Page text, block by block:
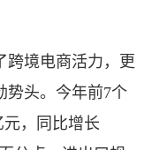
跨境电商活力，更
势头。今年前7个
元，同比增长